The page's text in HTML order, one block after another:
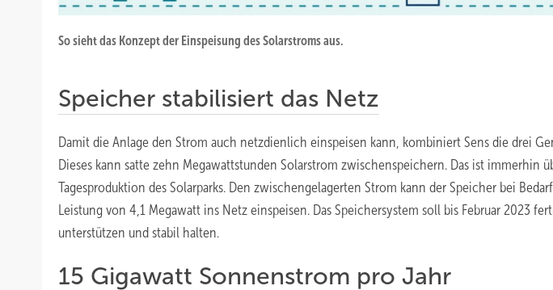
So sieht das Konzept der Einspeisung des Solarstroms aus.
Speicher stabilisiert das Netz
Damit die Anlage den Strom auch netzdienlich einspeisen kann, kombiniert Sens die drei
Dieses kann satte zehn Megawattstunden Solarstrom zwischenspeichern. Das ist
Tagesproduktion des Solarparks. Den zwischengelagerten Strom kann der Speicher bei
Leistung von 4,1 Megawatt ins Netz einspeisen. Das Speichersystem soll bis Februar 2023
unterstützen und stabil halten.
15 Gigawatt Sonnenstrom pro Jahr